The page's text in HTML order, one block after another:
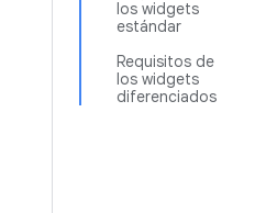
los widgets
estándar
Requisitos de
los widgets
diferenciados